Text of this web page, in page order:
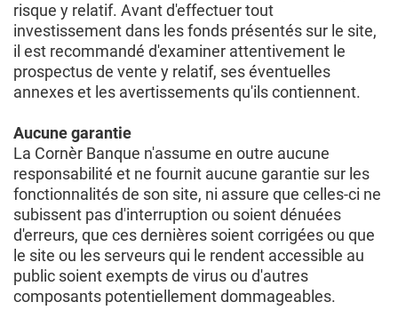
risque y relatif. Avant d'effectuer tout
investissement dans les fonds présentés sur le site,
il est recommandé d'examiner attentivement le
prospectus de vente y relatif, ses éventuelles
annexes et les avertissements qu'ils contiennent.
Aucune garantie
La Cornèr Banque n'assume en outre aucune
responsabilité et ne fournit aucune garantie sur les
fonctionnalités de son site, ni assure que celles-ci ne
subissent pas d'interruption ou soient dénuées
d'erreurs, que ces dernières soient corrigées ou que
le site ou les serveurs qui le rendent accessible au
public soient exempts de virus ou d'autres
composants potentiellement dommageables.